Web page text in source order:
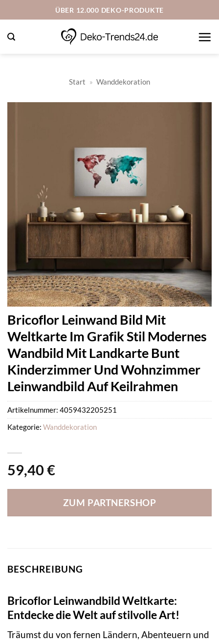
Inhalt
springen
ÜBER 12.000 DEKO-PRODUKTE
Start » Wanddekoration
Bricoflor Leinwand Bild Mit
Weltkarte Im Grafik Stil Modernes
Wandbild Mit Landkarte Bunt
Kinderzimmer Und Wohnzimmer
Leinwandbild Auf Keilrahmen
59,40 €
ZUM PARTNERSHOP
Artikelnummer: 4059432205251
Kategorie: Wanddekoration
BESCHREIBUNG
Bricoflor Leinwandbild Weltkarte:
Entdecke die Welt auf stilvolle Art!
Träumst du von fernen Ländern, Abenteuern und